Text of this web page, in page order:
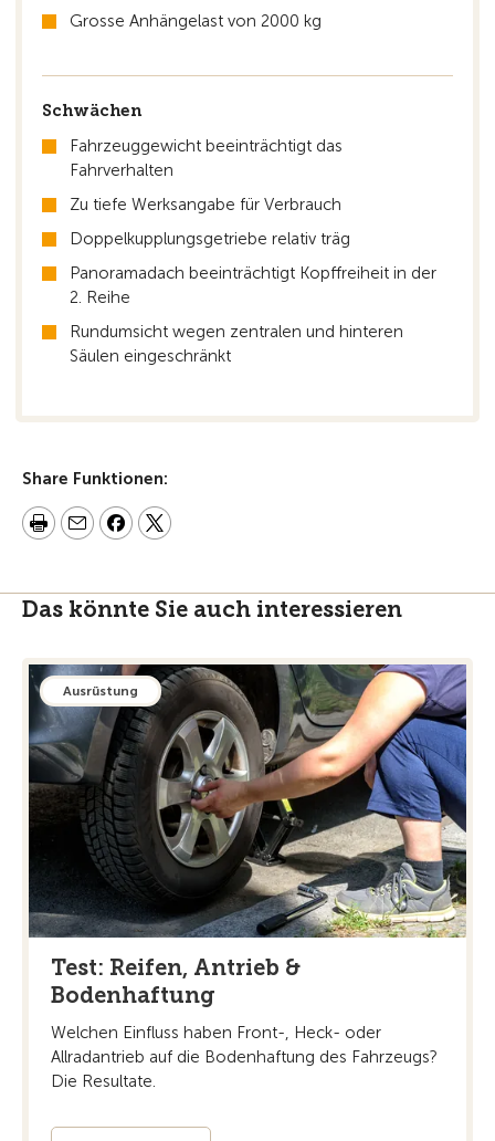
Grosse Anhängelast von 2000 kg
Schwächen
Fahrzeuggewicht beeinträchtigt das
Fahrverhalten
Zu tiefe Werksangabe für Verbrauch
Doppelkupplungsgetriebe relativ träg
Panoramadach beeinträchtigt Kopffreiheit in der
2. Reihe
Rundumsicht wegen zentralen und hinteren
Säulen eingeschränkt
Share Funktionen:
Das könnte Sie auch interessieren
Ausrüstung
Test: Reifen, Antrieb &
Bodenhaftung
Welchen Einfluss haben Front-, Heck- oder
Allradantrieb auf die Bodenhaftung des Fahrzeugs?
Die Resultate.